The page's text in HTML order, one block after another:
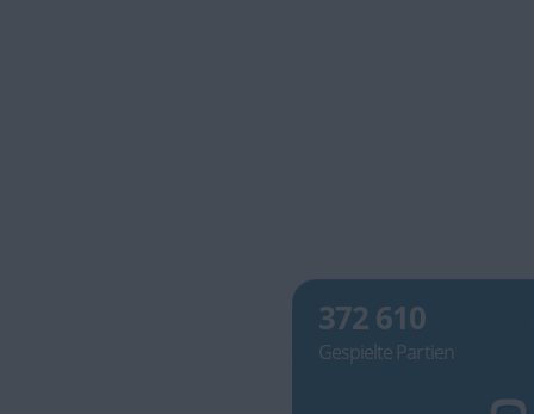
372 610
Gespielte Partien